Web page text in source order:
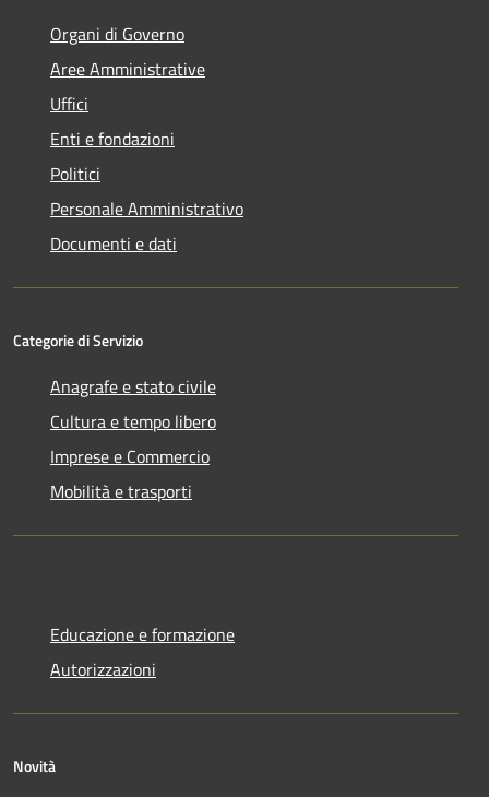
Organi di Governo
Aree Amministrative
Uffici
Enti e fondazioni
Politici
Personale Amministrativo
Documenti e dati
Categorie di Servizio
Anagrafe e stato civile
Cultura e tempo libero
Imprese e Commercio
Mobilità e trasporti
Educazione e formazione
Autorizzazioni
Novità